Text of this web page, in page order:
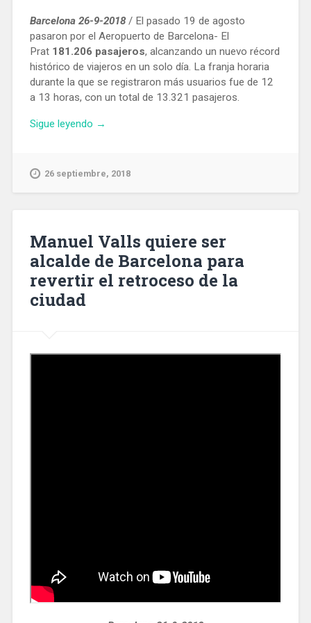
Barcelona 26-9-2018/ El pasado 19 de agosto
pasaron por el Aeropuerto de Barcelona- El
Prat 181.206 pasajeros, alcanzando un nuevo récord
histórico de viajeros en un solo día. La franja horaria
durante la que se registraron más usuarios fue de 12
a 13 horas, con un total de 13.321 pasajeros.
Sigue leyendo «El
Barcelona
de
pasajeros
en
→
26 septiembre, 2018
Manuel Valls quiere ser
alcalde de Barcelona para
revertir el retroceso de la
ciudad